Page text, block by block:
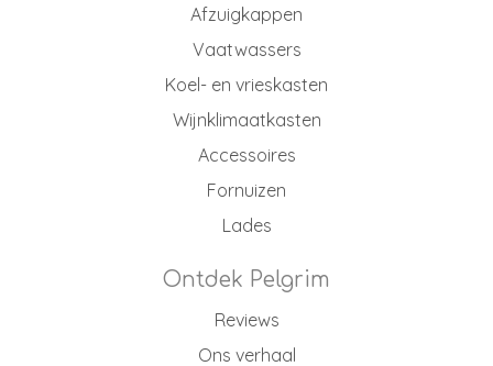
Afzuigkappen
Vaatwassers
Koel- en vrieskasten
Wijnklimaatkasten
Accessoires
Fornuizen
Lades
Ontdek Pelgrim
Reviews
Ons verhaal